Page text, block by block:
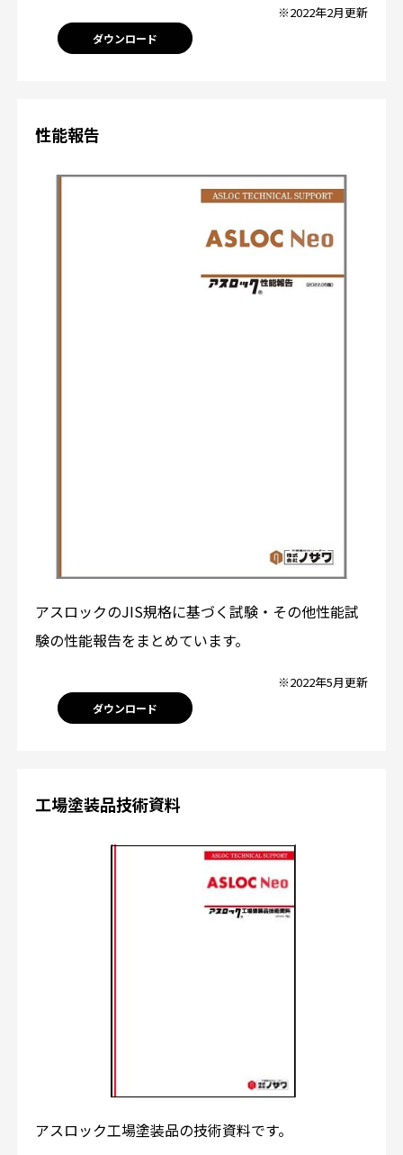
※2022年2月更新
ダウンロード
性能報告
アスロックのJIS規格に基づく試験・その他性能試
験の性能報告をまとめています。
※2022年5月更新
ダウンロード
工場塗装品技術資料
アスロック工場塗装品の技術資料です。